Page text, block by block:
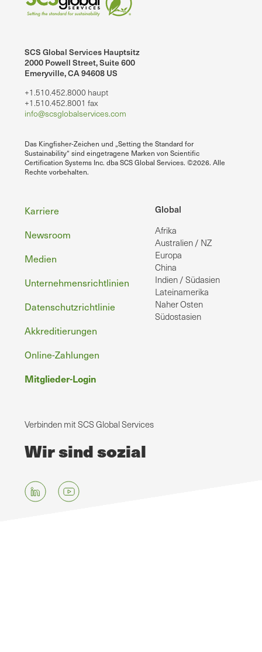
SCS Global Services Hauptsitz
2000 Powell Street, Suite 600
Emeryville, CA 94608 US
+1.510.452.8000 haupt
+1.510.452.8001 fax
info@scsglobalservices.com
Das Kingfisher-Zeichen und „Setting the Standard for
Sustainability“ sind eingetragene Marken von Scientific
Certification Systems Inc. dba SCS Global Services. ©2026. Alle
Rechte vorbehalten.
Global
Afrika
Australien / NZ
Europa
China
Indien / Südasien
Lateinamerika
Naher Osten
Südostasien
Fußzeile
Karriere
Newsroom
Medien
Unternehmensrichtlinien
Datenschutzrichtlinie
Akkreditierungen
Online-Zahlungen
Mitglieder-Login
Verbinden mit SCS Global Services
Wir sind sozial